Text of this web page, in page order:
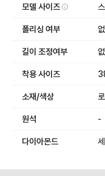
모델 사이즈
폴리싱 여부
길이 조정여부
착용 사이즈
소재/색상
원석 -
다이아몬드